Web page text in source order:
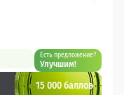
Есть предложение?
Улучшим!
15 000 баллов